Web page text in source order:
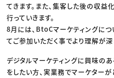
てきます。また、集客した後の収益
行っていきます。
8月には、BtoCマーケティングに
てご参加いただく事でより理解が深
デジタルマーケティングに興味の
をしたい方、実業務でマーケター